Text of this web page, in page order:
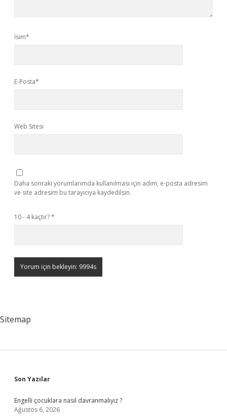
İsim*
E-Posta*
Web Sitesi
Daha sonraki yorumlarımda kullanılması için adım, e-posta adresim
ve site adresim bu tarayıcıya kaydedilsin.
10 - 4 kaçtır?*
Sitemap
Sidebar
Son Yazılar
Engelli çocuklara nasıl davranmalıyız ?
Ağustos 6, 2026